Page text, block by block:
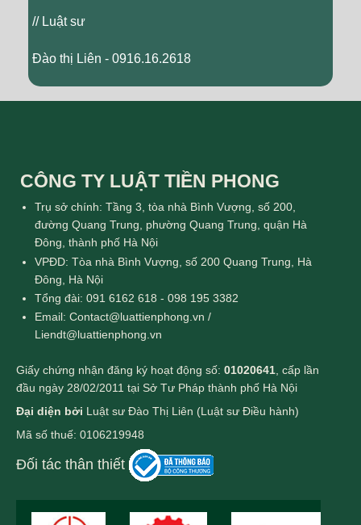
// Luật sư
Đào thị Liên - 0916.16.2618
CÔNG TY LUẬT TIỀN PHONG
Trụ sở chính: Tầng 3, tòa nhà Bình Vượng, số 200,
đường Quang Trung, phường Quang Trung, quận Hà
Đông, thành phố Hà Nội
VPĐD: Tòa nhà Bình Vượng, số 200 Quang Trung, Hà
Đông, Hà Nội
Tổng đài: 091 6162 618 - 098 195 3382
Email: Contact@luattienphong.vn /
Liendt@luattienphong.vn
Giấy chứng nhận đăng ký hoạt động số: 01020641 , cấp lần
đầu ngày 28/02/2011 tại Sở Tư Pháp thành phố Hà Nội
Đại diện bởi Luật sư Đào Thị Liên (Luật sư Điều hành)
Mã số thuế: 0106219948
Đối tác thân thiết